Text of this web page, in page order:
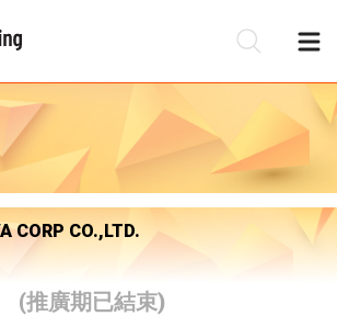
CORP CO.,LTD.
(推廣期已結束)